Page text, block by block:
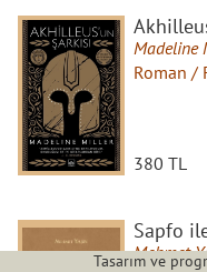
Madeline
Roman /
380 TL
Sapfo
Mehmet
Tasarım ve